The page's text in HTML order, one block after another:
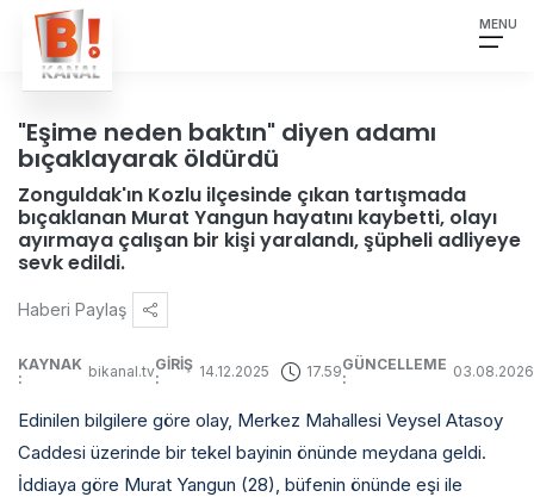
DİZİLER
FİLMLER
YAŞAM & EĞLENCE
YAYIN AKIŞI
HABERLER
MENU
"Eşime neden baktın" diyen adamı
bıçaklayarak öldürdü
Zonguldak'ın Kozlu ilçesinde çıkan tartışmada
bıçaklanan Murat Yangun hayatını kaybetti, olayı
ayırmaya çalışan bir kişi yaralandı, şüpheli adliyeye
sevk edildi.
Haberi Paylaş
KAYNAK
:
bikanal.tvGİRİŞ
:
14.12.2025 17.59GÜNCELLEME
:
03.08.2026
Edinilen bilgilere göre olay, Merkez Mahallesi Veysel Atasoy
Caddesi üzerinde bir tekel bayinin önünde meydana geldi.
İddiaya göre Murat Yangun (28), büfenin önünde eşi ile